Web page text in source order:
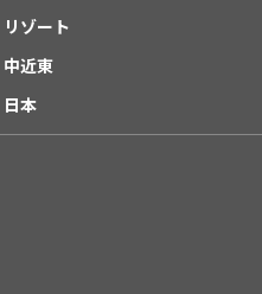
リゾート
中近東
日本